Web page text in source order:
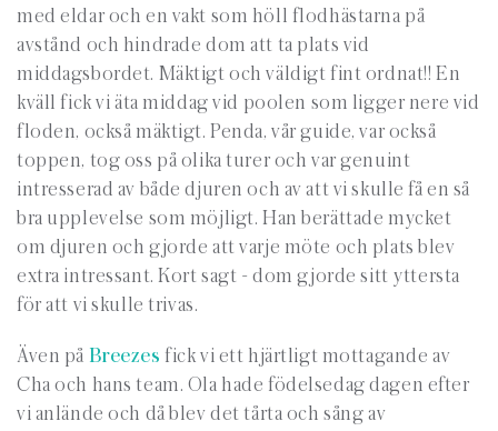
med eldar och en vakt som höll flodhästarna på
avstånd och hindrade dom att ta plats vid
middagsbordet. Mäktigt och väldigt fint ordnat!! En
kväll fick vi äta middag vid poolen som ligger nere vid
floden, också mäktigt. Penda, vår guide, var också
toppen, tog oss på olika turer och var genuint
intresserad av både djuren och av att vi skulle få en så
bra upplevelse som möjligt. Han berättade mycket
om djuren och gjorde att varje möte och plats blev
extra intressant. Kort sagt - dom gjorde sitt yttersta
för att vi skulle trivas.
Även på Breezes fick vi ett hjärtligt mottagande av
Cha och hans team. Ola hade födelsedag dagen efter
vi anlände och då blev det tårta och sång av